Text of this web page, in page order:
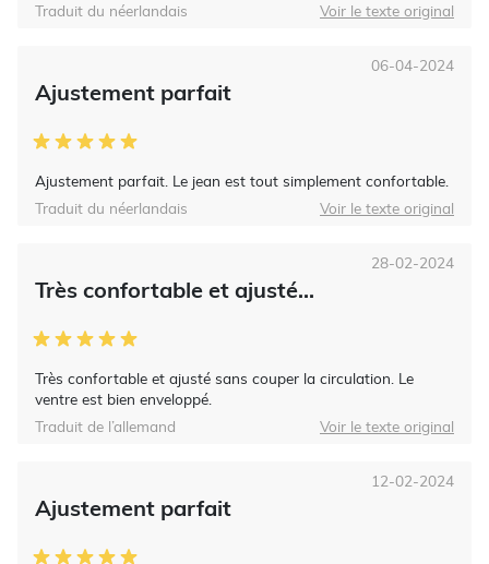
Traduit du néerlandais Voir le texte original
Ajustement parfait
Ajustement parfait. Le jean est tout simplement confortable.
06-04-2024
Traduit du néerlandais Voir le texte original
Très confortable et ajusté...
Très confortable et ajusté sans couper la circulation. Le
ventre est bien enveloppé.
28-02-2024
Traduit de l’allemand Voir le texte original
Ajustement parfait
12-02-2024